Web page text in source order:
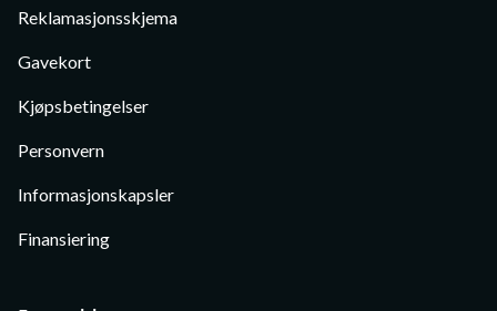
Reklamasjonsskjema
Gavekort
Kjøpsbetingelser
Personvern
Informasjonskapsler
Finansiering